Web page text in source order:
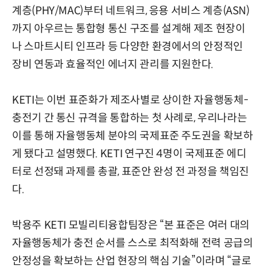
계층(PHY/MAC)부터 네트워크, 응용 서비스 계층(ASN)
까지 아우르는 통합형 통신 구조를 설계해 제조 현장이
나 스마트시티 인프라 등 다양한 환경에서의 안정적인
장비 연동과 효율적인 에너지 관리를 지원한다.
KETI는 이번 표준화가 제조사별로 상이한 자율행동체-
충전기 간 통신 규격을 통합하는 첫 사례로, 우리나라는
이를 통해 자율행동체 분야의 국제표준 주도권을 확보하
게 됐다고 설명했다. KETI 연구진 4명이 국제표준 에디
터로 선정돼 과제를 총괄, 표준안 완성 전 과정을 책임진
다.
박용주 KETI 모빌리티융합팀장은 “본 표준은 여러 대의
자율행동체가 충전 순서를 스스로 최적화해 전력 공급의
안정성을 확보하는 산업 현장의 핵심 기술”이라며 “글로